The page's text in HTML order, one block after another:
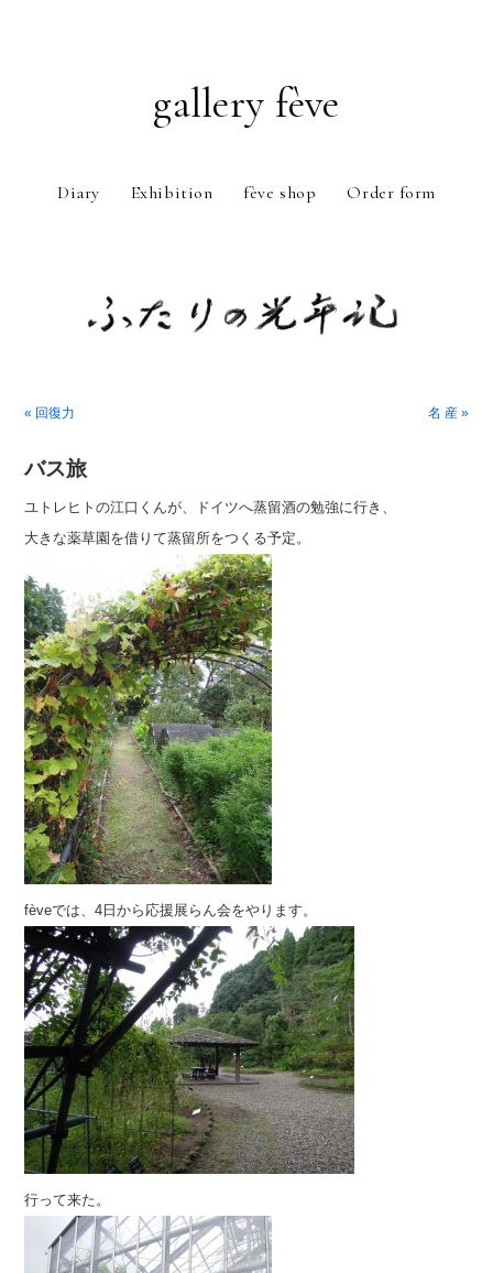
gallery fève
Diary Exhibition fève shop Order form
« 回復力
名 産 »
バス旅
ユトレヒトの江口くんが、ドイツへ蒸留酒の勉強に行き、
大きな薬草園を借りて蒸留所をつくる予定。
fèveでは、4日から応援展らん会をやります。
行って来た。